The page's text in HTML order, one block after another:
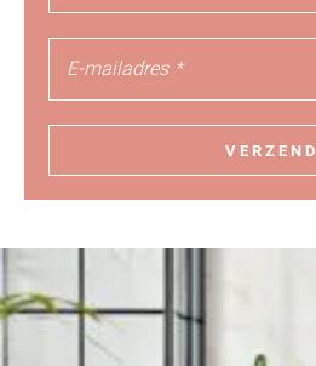
E-mailadres *
VERZEND